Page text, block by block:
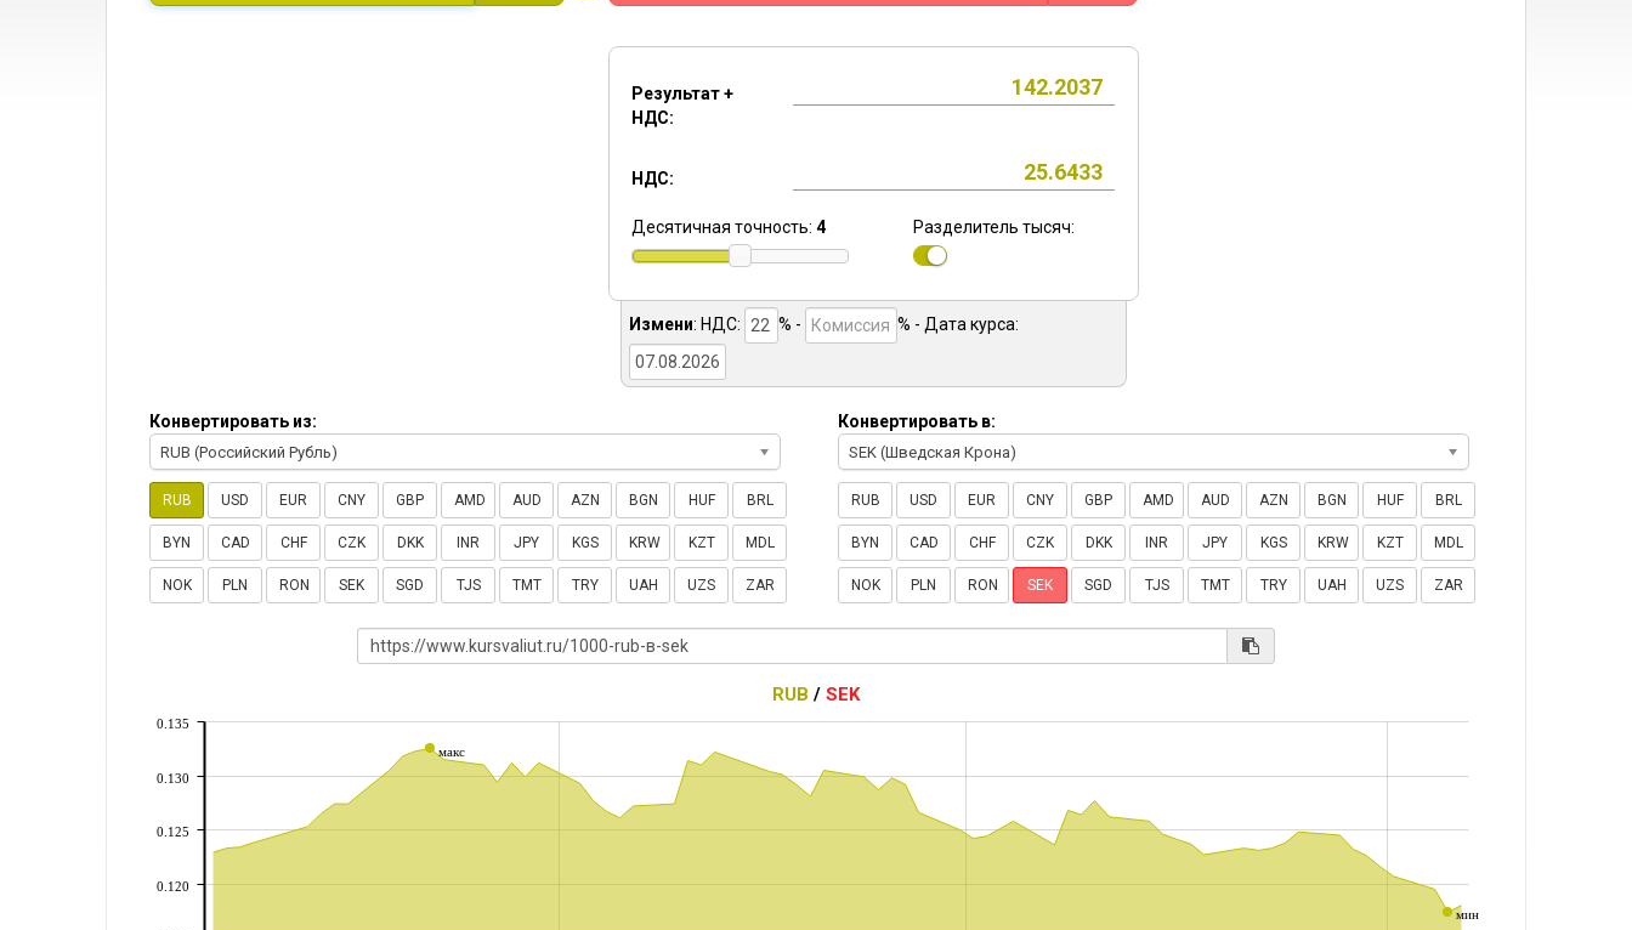
Результат +
НДС:
НДС:
Десятичная точность: 4 Разделитель тысяч:
Измени: НДС: % - % - Дата курса:
Конвертировать из:
RUB (Российский Рубль)
RUB USD EUR CNY GBP AMD AUD AZN BGN HUF BRL
BYN CAD CHF CZK DKK INR JPY KGS KRW KZT MDL
NOK PLN RON SEK SGD TJS TMT TRY UAH UZS ZAR
Конвертировать в:
SEK (Шведская Крона)
RUB USD EUR CNY GBP AMD AUD AZN BGN HUF BRL
BYN CAD CHF CZK DKK INR JPY KGS KRW KZT MDL
NOK PLN RON SEK SGD TJS TMT TRY UAH UZS ZAR
RUB / SEK
макс
мин
0.120
0.125
0.130
0.135